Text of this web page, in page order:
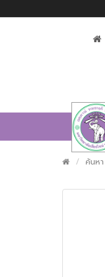
ค้นหา